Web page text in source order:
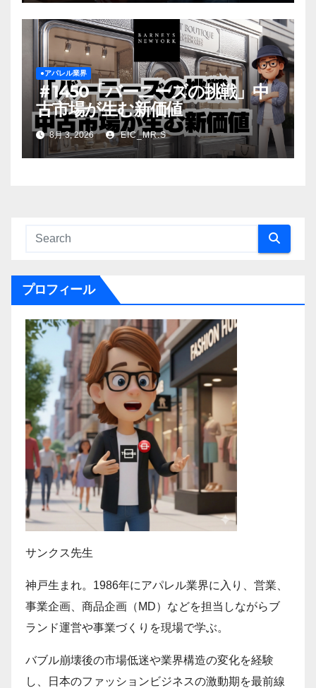
●アパレル業界
＃1450「バーニーズの挑戦」中
古市場が生む新価値
8月 3, 2026 EIC_MR.S
プロフィール
サンクス先生
神戸生まれ。1986年にアパレル業界に入り、営業、
事業企画、商品企画（MD）などを担当しながらブ
ランド運営や事業づくりを現場で学ぶ。
バブル崩壊後の市場低迷や業界構造の変化を経験
し、日本のファッションビジネスの激動期を最前線